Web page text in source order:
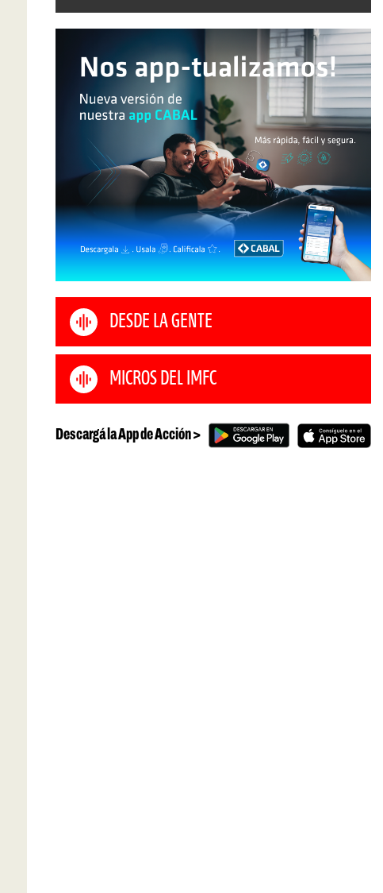
DESDE LA GENTE
MICROS DEL IMFC
Descargá la App de Acción >